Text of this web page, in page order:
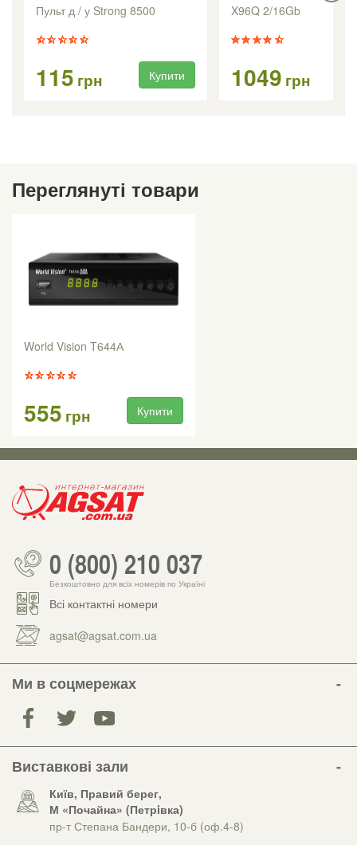
Пульт д / у Strong 8500
115 грн Купити
X96Q 2/16Gb
1049 грн
Переглянуті товари
World Vision T644А
555 грн Купити
0 (800) 210 037
Безкоштовно для всіх номерів по Україні
Всі контактні номери
agsat@agsat.com.ua
Ми в соцмережах
Виставкові зали
Київ, Правий берег,
М «Почайна» (Петрiвка)
пр-т Степана Бандери, 10-б (оф.4-8)